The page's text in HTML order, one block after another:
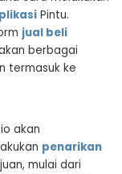
Pintu.
jual beli
berbagai
termasuk ke
akan
penarikan
mulai dari